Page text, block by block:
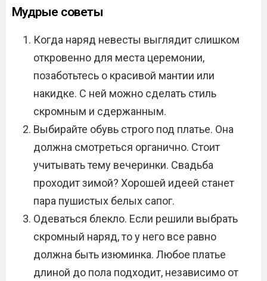
Мудрые советы
Когда наряд невесты выглядит слишком
откровенно для места церемонии,
позаботьтесь о красивой мантии или
накидке. С ней можно сделать стиль
скромным и сдержанным.
Выбирайте обувь строго под платье. Она
должна смотреться органично. Стоит
учитывать тему вечеринки. Свадьба
проходит зимой? Хорошей идеей станет
пара пушистых белых сапог.
Одеваться блекло. Если решили выбрать
скромный наряд, то у него все равно
должна быть изюминка. Любое платье
длиной до пола подходит, независимо от